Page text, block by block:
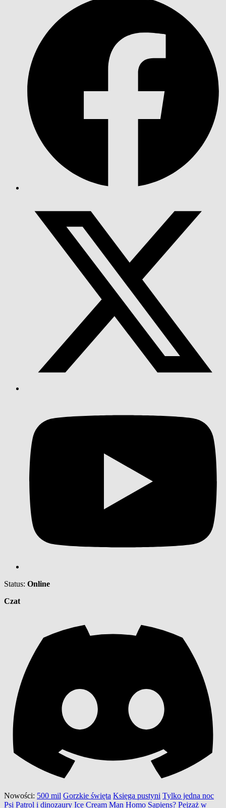
Status: Online
Czat
Nowości: 500 mil Gorzkie święta Księga pustyni Tylko jedna noc
Psi Patrol i dinozaury Ice Cream Man Homo Sapiens? Pejzaż w